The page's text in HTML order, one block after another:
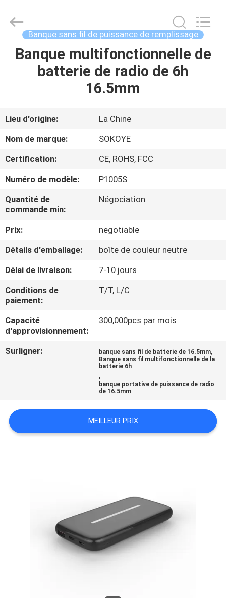
MAISON
AU
SUJET
DE
VISITE
CONTRÔLE
DE
QUALITÉ
CONTACTEZ-
NOUS
PLAN
Electronic
Reserved.
Banque sans fil de puissance de remplissage
Banque multifonctionnelle de
batterie de radio de 6h
16.5mm
Lieu d'origine:
La Chine
Nom de marque:
SOKOYE
Certification:
CE, ROHS, FCC
Numéro de modèle:
P1005S
Quantité de
commande min:
Négociation
Prix:
negotiable
Détails d'emballage:
boîte de couleur neutre
Délai de livraison:
7-10 jours
Conditions de
paiement:
T/T, L/C
Capacité
d'approvisionnement:
300,000pcs par mois
Surligner: banque sans fil de batterie de 16.5mm,
Banque sans fil multifonctionnelle de la
batterie 6h
,
banque portative de puissance de radio
de 16.5mm
MEILLEUR PRIX